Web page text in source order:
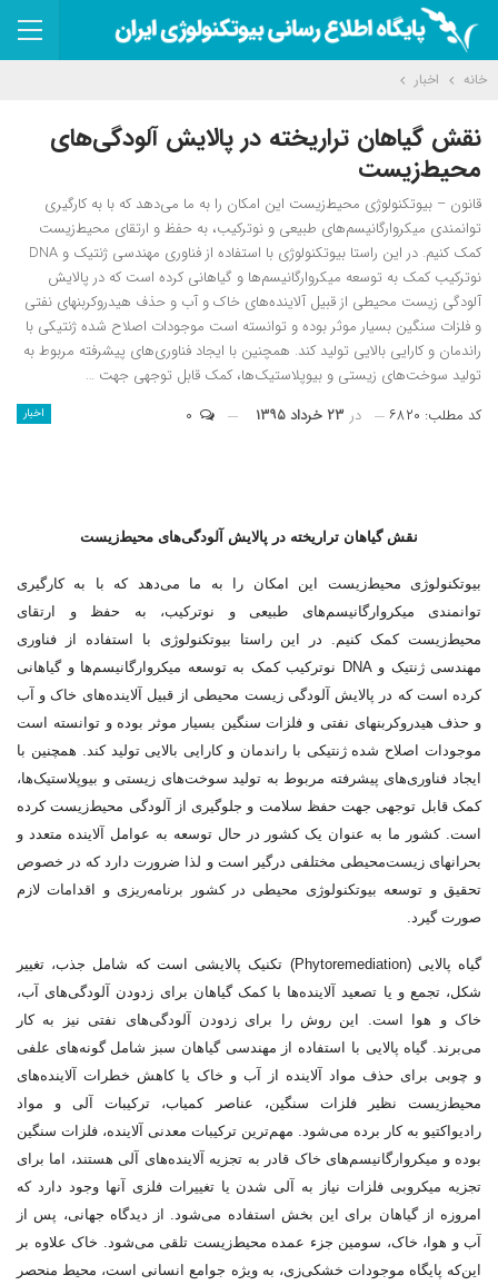
خانه اخبار
نقش گیاهان تراریخته در پالایش آلودگی‌های
محیط‌زیست
قانون – بیوتکنولوژی محیط‌زیست این امکان را به ما می‌دهد که با به کارگیری
توانمندی میکروارگانیسم‌های طبیعی و نوترکیب، به حفظ و ارتقای محیط‌زیست
کمک کنیم. در این راستا بیوتکنولوژی با استفاده از فناوری مهندسی ژنتیک و DNA
نوترکیب کمک به توسعه میکروارگانیسم‌ها و گیاهانی کرده است که در پالایش
آلودگی زیست محیطی از قبیل آلاینده‌های خاک و آب و حذف هیدروکربن‎های نفتی
و فلزات سنگین بسیار موثر بوده و توانسته است موجودات اصلاح شده ژنتیکی با
راندمان و کارایی بالایی تولید کند. همچنین با ایجاد فناوری‌های پیشرفته مربوط به
تولید سوخت‌های زیستی و بیوپلاستیک‌ها، کمک قابل توجهی جهت …
اخبار کد مطلب: ۶۸۲۰ در ۲۳ خرداد ۱۳۹۵
نقش گیاهان تراریخته در پالایش آلودگی‌های محیط‌زیست
بیوتکنولوژی محیط‌زیست این امکان را به ما می‌دهد که با به کارگیری
توانمندی میکروارگانیسم‌های طبیعی و نوترکیب، به حفظ و ارتقای
محیط‌زیست کمک کنیم. در این راستا بیوتکنولوژی با استفاده از فناوری
مهندسی ژنتیک و DNA نوترکیب کمک به توسعه میکروارگانیسم‌ها و گیاهانی
کرده است که در پالایش آلودگی زیست محیطی از قبیل آلاینده‌های خاک و آب
و حذف هیدروکربن‎های نفتی و فلزات سنگین بسیار موثر بوده و توانسته است
موجودات اصلاح شده ژنتیکی با راندمان و کارایی بالایی تولید کند. همچنین با
ایجاد فناوری‌های پیشرفته مربوط به تولید سوخت‌های زیستی و بیوپلاستیک‌ها،
کمک قابل توجهی جهت حفظ سلامت و جلوگیری از آلودگی محیط‌زیست کرده
است. کشور ما به عنوان یک کشور در حال توسعه به عوامل آلاینده متعدد و
بحران‎های زیست‌محیطی مختلفی درگیر است و لذا ضرورت دارد که در خصوص
تحقیق و توسعه بیوتکنولوژی محیطی در کشور برنامه‌ریزی و اقدامات لازم
صورت گیرد.
گیاه پالایی (Phytoremediation) تکنیک پالایشی است که شامل جذب، تغییر
شکل، تجمع و یا تصعید آلاینده‌ها با کمک گیاهان برای زدودن آلودگی‌های آب،
خاک و هوا است. این روش را برای زدودن آلودگی‌های نفتی نیز به کار
می‌برند. گیاه پالایی با استفاده از مهندسی گیاهان سبز شامل گونه‌های علفی
و چوبی برای حذف مواد آلاینده از آب و خاک یا کاهش خطرات آلاینده‌های
محیط‌زیست نظیر فلزات سنگین، عناصر کمیاب، ترکیبات آلی و مواد
رادیواکتیو به کار برده می‌شود. مهم‌ترین ترکیبات معدنی آلاینده، فلزات سنگین
بوده و میکروارگانیسم‌های خاک قادر به تجزیه آلاینده‌های آلی هستند، اما برای
تجزیه میکروبی فلزات نیاز به آلی شدن یا تغییرات فلزی آن‎ها وجود دارد که
امروزه از گیاهان برای این بخش استفاده می‌شود. از دیدگاه جهانی، پس از
آب و هوا، خاک، سومین جزء عمده محیط‌زیست تلقی می‌شود. خاک علاوه بر
این‌که پایگاه موجودات خشکی‌زی، به ویژه جوامع انسانی است، محیط منحصر